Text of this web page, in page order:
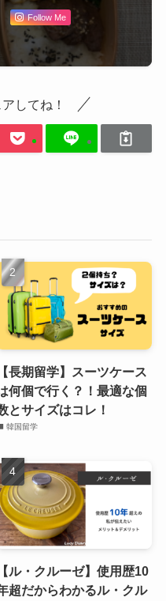
Follow Me
してね！
【長期留学】スーツケース
何個で行く？！最適な個
とサイズはコレ！
韓国留学
【ル・クルーゼ】使用歴10
超だからわかるル・クル